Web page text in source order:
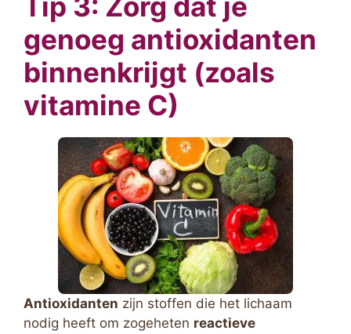
Tip 3: Zorg dat je
genoeg antioxidanten
binnenkrijgt (zoals
vitamine C)
Antioxidanten zijn stoffen die het lichaam
nodig heeft om zogeheten reactieve